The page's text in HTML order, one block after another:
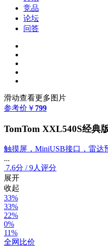
竞品
论坛
问答
滑动查看更多图片
参考价 ￥ 799
TomTom XXL540S经典
触摸屏，MiniUSB接口，雷达
...
7.6分 /9人评分
展开
收起
33%
33%
22%
0%
11%
全网比价